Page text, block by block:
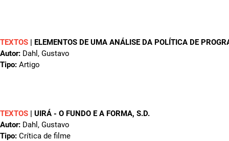
TEXTOS | ELEMENTOS DE UMA ANÁLISE DA POLÍTICA DE
Autor: Dahl, Gustavo
Tipo: Artigo
TEXTOS | UIRÁ - O FUNDO E A FORMA, S.D.
Autor: Dahl, Gustavo
Tipo: Crítica de filme